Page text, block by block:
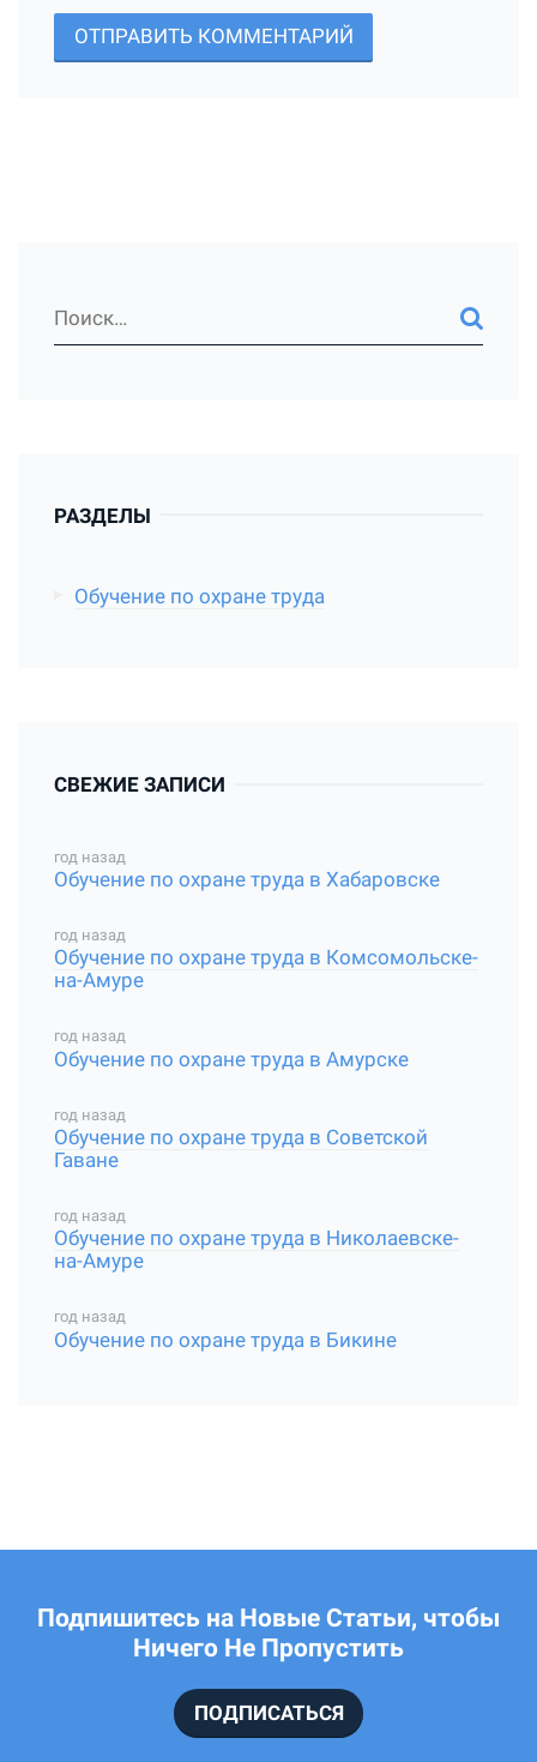
ОТПРАВИТЬ КОММЕНТАРИЙ
РАЗДЕЛЫ
Обучение по охране труда
СВЕЖИЕ ЗАПИСИ
год назад
Обучение по охране труда в Хабаровске
год назад
Обучение по охране труда в Комсомольске-
на-Амуре
год назад
Обучение по охране труда в Амурске
год назад
Обучение по охране труда в Советской
Гаване
год назад
Обучение по охране труда в Николаевске-
на-Амуре
год назад
Обучение по охране труда в Бикине
Подпишитесь на Новые Статьи, чтобы
Ничего Не Пропустить
ПОДПИСАТЬСЯ